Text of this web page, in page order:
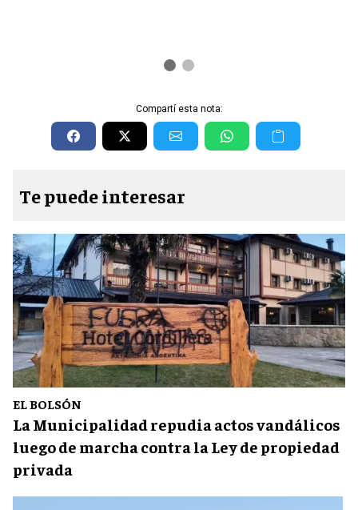
Compartí esta nota:
Te puede interesar
EL BOLSÓN
La Municipalidad repudia actos vandálicos
luego de marcha contra la Ley de propiedad
privada